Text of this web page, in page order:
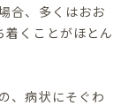
合、多くはおお
着くことがほとん
、病状にそぐわ